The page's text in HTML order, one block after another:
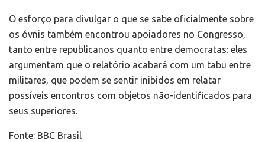
O esforço para divulgar o que se sabe oficialmente sobre
os óvnis também encontrou apoiadores no Congresso,
tanto entre republicanos quanto entre democratas: eles
argumentam que o relatório acabará com um tabu entre
militares, que podem se sentir inibidos em relatar
possíveis encontros com objetos não-identificados para
seus superiores.
Fonte: BBC Brasil